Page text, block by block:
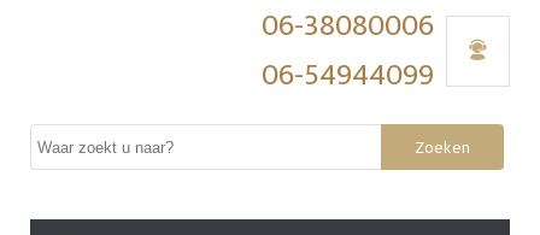
06-38080006
06-54944099
Zoeken